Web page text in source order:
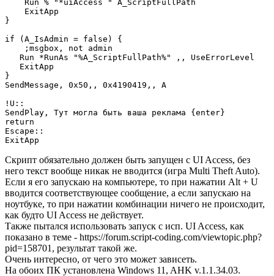
    Run % "*uiAccess " A_ScriptFullPath
    ExitApp
}
if (A_IsAdmin = false) {
    ;msgbox, not admin
   Run *RunAs "%A_ScriptFullPath%" ,, UseErrorLevel
   ExitApp
}
SendMessage, 0x50,, 0x4190419,, A
!U::
SendPlay, Тут могла быть ваша реклама {enter}
return
Escape::
ExitApp
Скрипт обязательно должен быть запущен с UI Access, без
него текст вообще никак не вводится (игра Multi Theft Auto).
Если я его запускаю на компьютере, то при нажатии Alt + U
вводится соответствующее сообщение, а если запускаю на
ноутбуке, то при нажатии комбинации ничего не происходит,
как будто UI Access не действует.
Также пытался использовать запуск с исп. UI Access, как
показано в теме - https://forum.script-coding.com/viewtopic.php?
pid=158701, результат такой же.
Очень интересно, от чего это может зависеть.
На обоих ПК установлена Windows 11, AHK v.1.1.34.03.